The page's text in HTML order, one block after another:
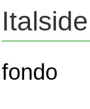
fondo